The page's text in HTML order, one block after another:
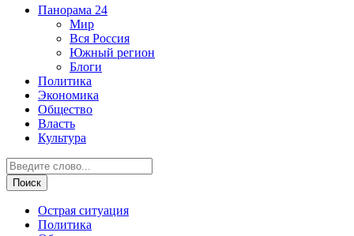
Панорама 24
Мир
Вся Россия
Южный регион
Блоги
Политика
Экономика
Общество
Власть
Культура
Острая ситуация
Политика